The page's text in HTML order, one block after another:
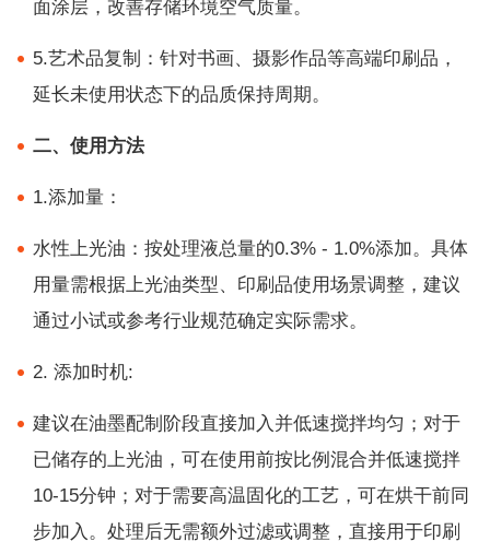
面涂层，改善存储环境空气质量。
5.艺术品复制：针对书画、摄影作品等高端印刷品，
延长未使用状态下的品质保持周期。
二、使用方法
1.添加量：
水性上光油：按处理液总量的0.3% - 1.0%添加。具体
用量需根据上光油类型、印刷品使用场景调整，建议
通过小试或参考行业规范确定实际需求。
2. 添加时机:
建议在油墨配制阶段直接加入并低速搅拌均匀；对于
已储存的上光油，可在使用前按比例混合并低速搅拌
10-15分钟；对于需要高温固化的工艺，可在烘干前同
步加入。处理后无需额外过滤或调整，直接用于印刷